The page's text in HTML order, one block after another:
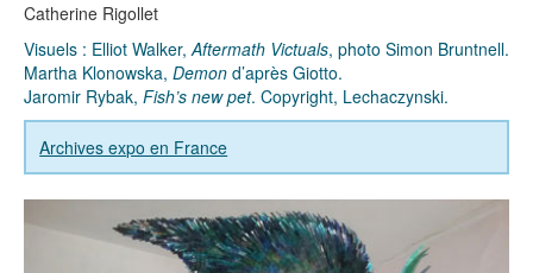
Catherine Rigollet
Visuels : Elliot Walker,Aftermath Victuals, photo Simon Bruntnell.
Martha Klonowska, Demon d’après Giotto.
Jaromir Rybak, Fish’s new pet. Copyright, Lechaczynski.
Archives expo en France